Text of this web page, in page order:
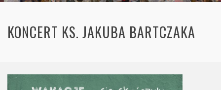
KONCERT KS. JAKUBA BARTCZAKA